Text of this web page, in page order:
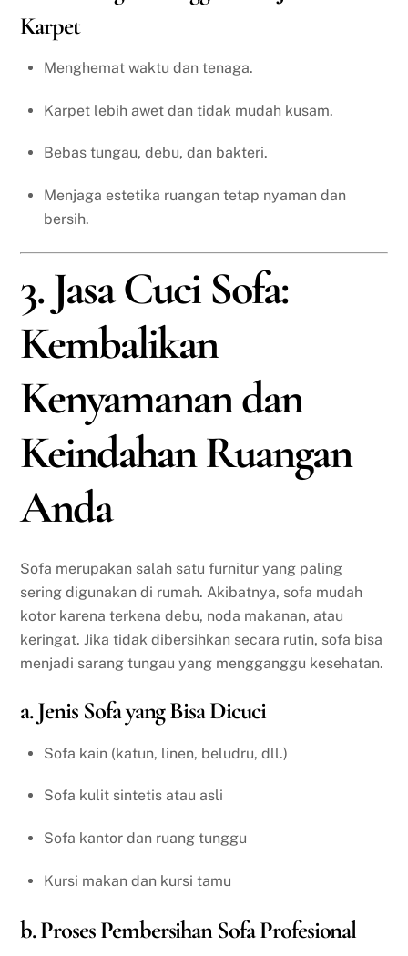
Karpet
Menghemat waktu dan tenaga.
Karpet lebih awet dan tidak mudah kusam.
Bebas tungau, debu, dan bakteri.
Menjaga estetika ruangan tetap nyaman dan
bersih.
3. Jasa Cuci Sofa:
Kembalikan
Kenyamanan dan
Keindahan Ruangan
Anda
Sofa merupakan salah satu furnitur yang paling
sering digunakan di rumah. Akibatnya, sofa mudah
kotor karena terkena debu, noda makanan, atau
keringat. Jika tidak dibersihkan secara rutin, sofa bisa
menjadi sarang tungau yang mengganggu kesehatan.
a. Jenis Sofa yang Bisa Dicuci
Sofa kain (katun, linen, beludru, dll.)
Sofa kulit sintetis atau asli
Sofa kantor dan ruang tunggu
Kursi makan dan kursi tamu
b. Proses Pembersihan Sofa Profesional